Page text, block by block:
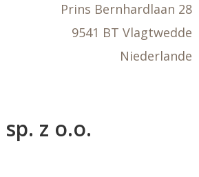
Prins Bernhardlaan 28
9541 BT Vlagtwedde
Niederlande
z o.o.